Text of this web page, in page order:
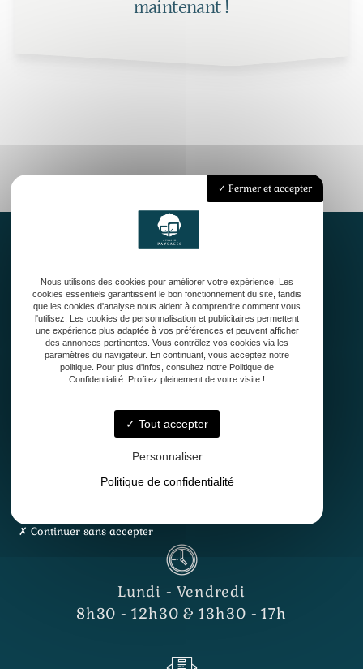
maintenant !
Accueil
Qui sommes-nous ?
Conception
Création
Entretien de jardin
Contact
Lundi - Vendredi
8h30 - 12h30 & 13h30 - 17h
Fermer et accepter
Nous utilisons des cookies pour améliorer votre expérience. Les
cookies essentiels garantissent le bon fonctionnement du site, tandis
que les cookies d'analyse nous aident à comprendre comment vous
l'utilisez. Les cookies de personnalisation et publicitaires permettent
une expérience plus adaptée à vos préférences et peuvent afficher
des annonces pertinentes. Vous contrôlez vos cookies via les
paramètres du navigateur. En continuant, vous acceptez notre
politique. Pour plus d'infos, consultez notre Politique de
Confidentialité. Profitez pleinement de votre visite !
Tout accepter
Personnaliser
Politique de confidentialité
Continuer sans accepter